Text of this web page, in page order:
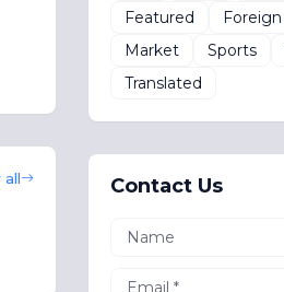
all
Featured
Foreign
Market
Sports
Translated
Contact Us